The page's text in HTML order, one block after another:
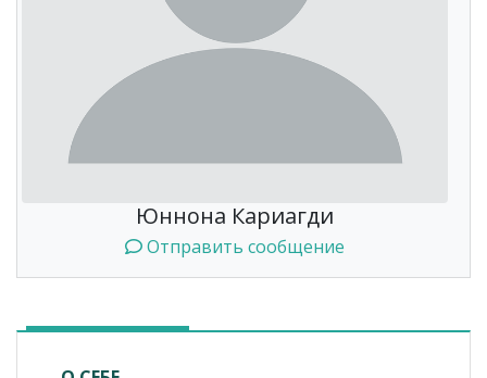
Юннона Кариагди
Отправить сообщение